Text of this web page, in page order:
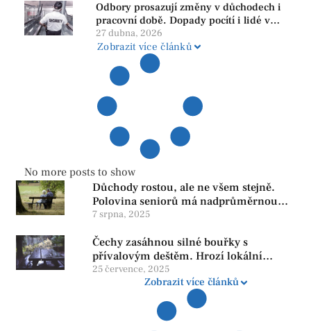
Odbory prosazují změny v důchodech i
pracovní době. Dopady pocítí i lidé v
našem regionu
27 dubna, 2026
Zobrazit více článků
No more posts to show
Důchody rostou, ale ne všem stejně.
Polovina seniorů má nadprůměrnou
penzi, tisíce však žijí pod hranicí
reformy
7 srpna, 2025
Čechy zasáhnou silné bouřky s
přívalovým deštěm. Hrozí lokální
zatopení
25 července, 2025
Zobrazit více článků